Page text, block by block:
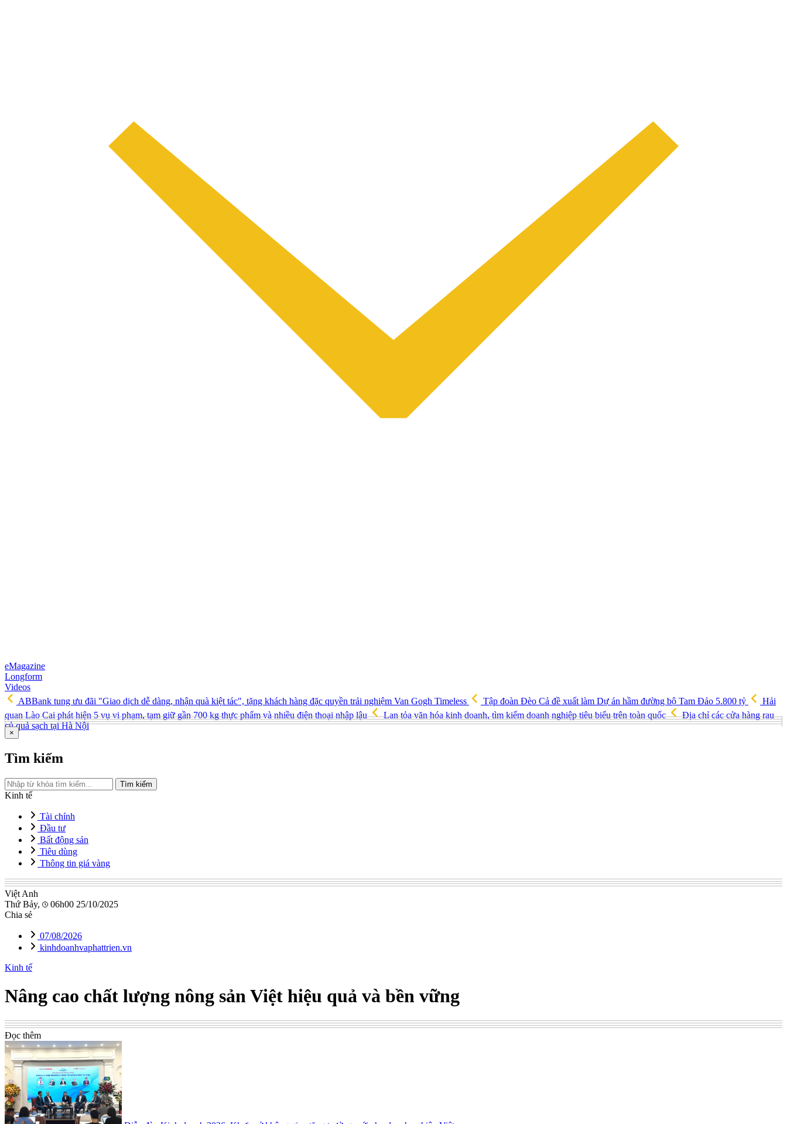
eMagazine
Longform
Videos
ABBank tung ưu đãi "Giao dịch dễ dàng, nhận quà kiệt tác", tặng khách hàng đặc quyền trải nghiệm Van Gogh Timeless
Tập đoàn Đèo Cả đề xuất làm Dự án hầm đường bộ Tam Đảo 5.800 tỷ
Hải
quan Lào Cai phát hiện 5 vụ vi phạm, tạm giữ gần 700 kg thực phẩm và nhiều điện thoại nhập lậu
Lan tỏa văn hóa kinh doanh, tìm kiếm doanh nghiệp tiêu biểu trên toàn quốc
Địa chỉ các cửa hàng rau
củ quả sạch tại Hà Nội
×
Tìm kiếm
Tìm kiếm
Kinh tế
Tài chính
Đầu tư
Bất động sản
Tiêu dùng
Thông tin giá vàng
Việt Anh
Thứ Bảy,
06h00 25/10/2025
Chia sẻ
07/08/2026
kinhdoanhvaphattrien.vn
Kinh tế
Nâng cao chất lượng nông sản Việt hiệu quả và bền vững
Đọc thêm